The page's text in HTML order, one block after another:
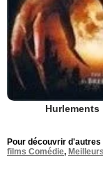
Hurlements
Pour découvrir d'autres
films Comédie,